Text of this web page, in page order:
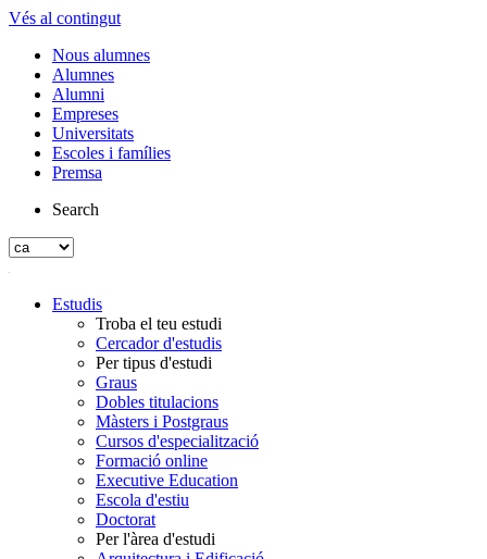
Vés al contingut
Nous alumnes
Alumnes
Alumni
Empreses
Universitats
Escoles i famílies
Premsa
Search
Estudis
Troba el teu estudi
Cercador d'estudis
Per tipus d'estudi
Graus
Dobles titulacions
Màsters i Postgraus
Cursos d'especialització
Formació online
Executive Education
Escola d'estiu
Doctorat
Per l'àrea d'estudi